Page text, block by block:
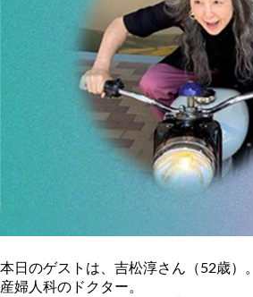
本日のゲストは、吉松淳さん（52歳）。
産婦人科のドクター。